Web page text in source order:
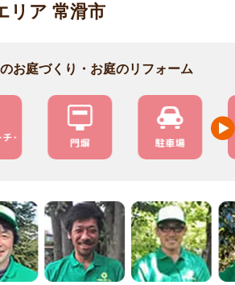
リア 常滑市
お庭づくり・お庭のリフォーム